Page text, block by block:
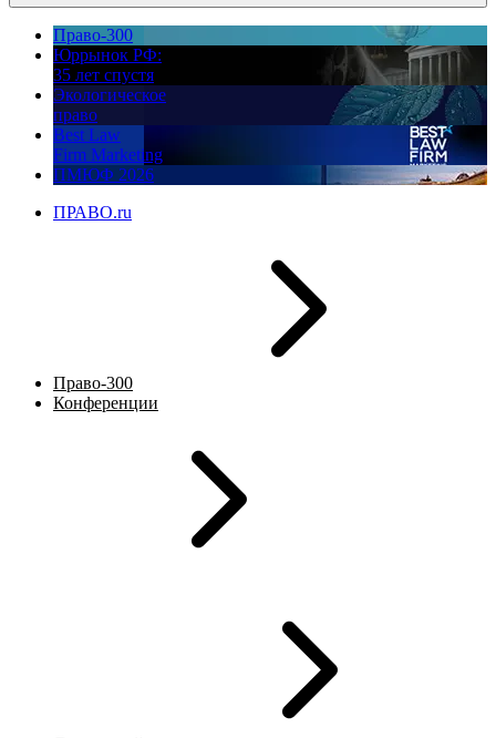
Право-300
Юррынок РФ:
35 лет спустя
Экологическое
право
Best Law
Firm Marketing
ПМЮФ 2026
ПРАВО.ru
Право-300
Конференции